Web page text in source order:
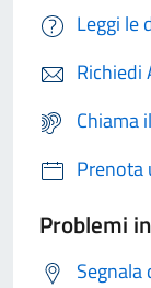
Leggi le
Richiedi
Chiama
Prenota
Problemi
Segnala